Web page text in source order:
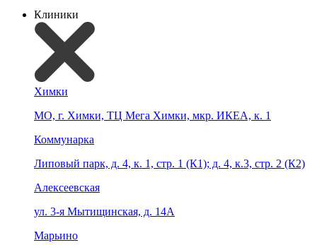
Клиники
Химки
МО, г. Химки, ТЦ Мега Химки, мкр. ИКЕА, к. 1
Коммунарка
Липовый парк, д. 4, к. 1, стр. 1 (К1); д. 4, к.3, стр. 2 (К2)
Алексеевская
ул. 3-я Мытищинская, д. 14А
Марьино